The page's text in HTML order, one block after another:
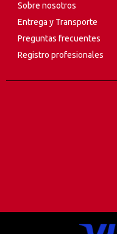
Sobre nosotros
Entrega y Transporte
Preguntas frecuentes
Registro profesionales